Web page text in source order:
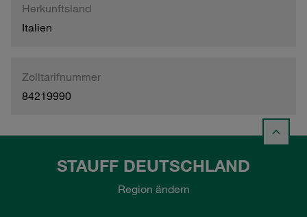
Herkunftsland
Italien
Zolltarifnummer
84219990
STAUFF DEUTSCHLAND
Region ändern